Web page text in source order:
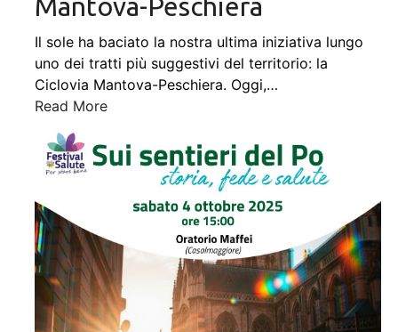
Mantova-Peschiera
Il sole ha baciato la nostra ultima iniziativa lungo
uno dei tratti più suggestivi del territorio: la
Ciclovia Mantova-Peschiera. Oggi,…
Read More